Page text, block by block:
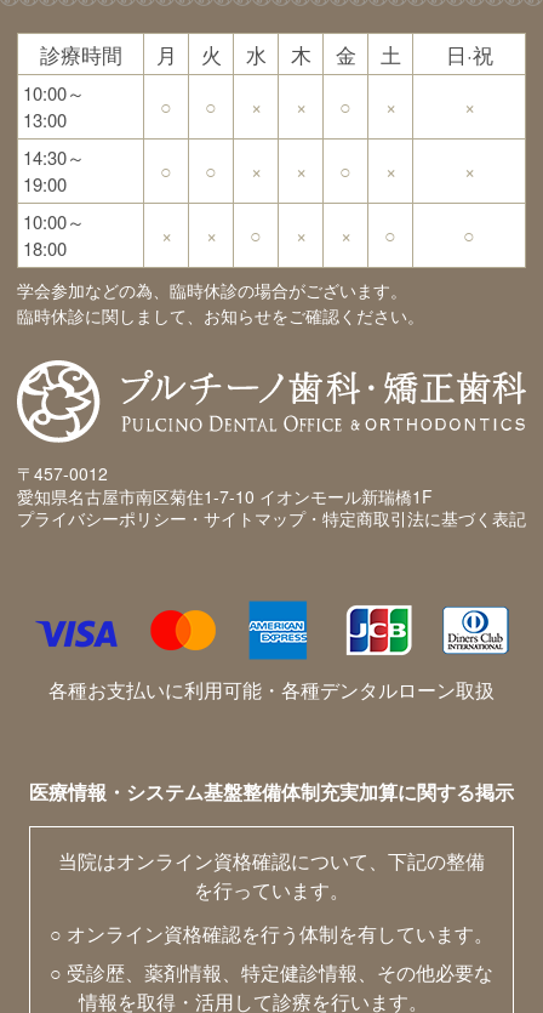
診療時間 月 火 水 木 金 土 日·祝
10:00～
13:00
○ ○ × × ○ × ×
14:30～
19:00
○ ○ × × ○ × ×
10:00～
18:00
× × ○ × × ○ ○
学会参加などの為、臨時休診の場合がございます。
臨時休診に関しまして、お知らせをご確認ください。
〒457-0012
愛知県名古屋市南区菊住1-7-10 イオンモール新瑞橋1F
プライバシーポリシー・サイトマップ・特定商取引法に基づく表記
各種お支払いに利用可能・各種デンタルローン取扱
医療情報・システム基盤整備体制充実加算に関する掲示
当院はオンライン資格確認について、下記の整備
を行っています。
○ オンライン資格確認を行う体制を有しています。
○ 受診歴、薬剤情報、特定健診情報、その他必要な
情報を取得・活用して診療を行います。